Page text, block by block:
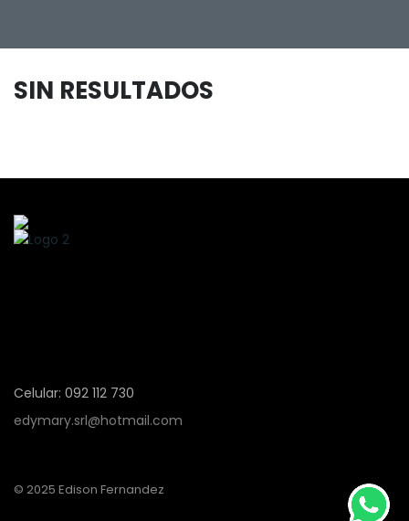
SIN RESULTADOS
Celular: 092 112 730
edymary.srl@hotmail.com
© 2025 Edison Fernandez